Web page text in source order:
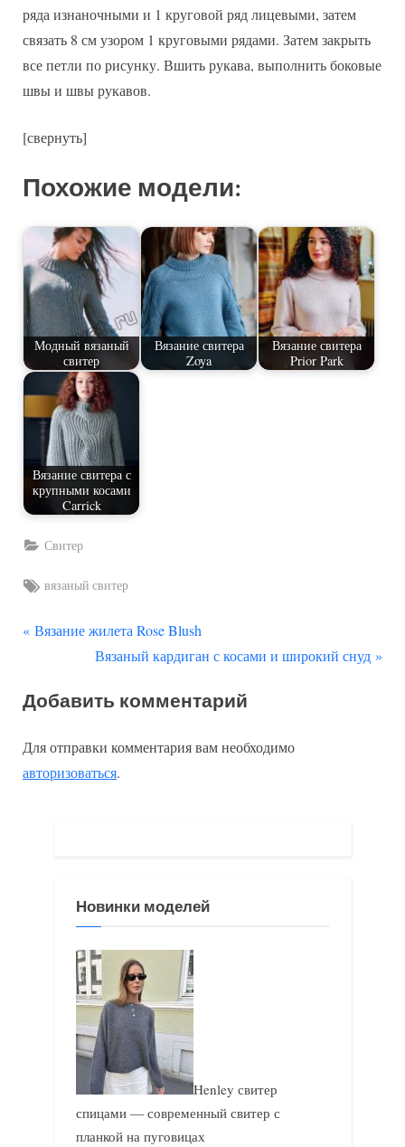
ряда изнаночными и 1 круговой ряд лицевыми, затем
связать 8 см узором 1 круговыми рядами. Затем закрыть
все петли по рисунку. Вшить рукава, выполнить боковые
швы и швы рукавов.
[свернуть]
Похожие модели:
Модный вязаный
свитер
Вязание свитера
Zoya
Вязание свитера
Prior Park
Вязание свитера с
крупными косами
Carrick
Свитер
Tags:
вязаный свитер
Навигация
записям
П
д
д
у
Вязание жилета Rose Blush
С
е
у
ю
а
п
и
с
ь
:
Вязаный кардиган с косами и широкий снуд
Добавить комментарий
Для отправки комментария вам необходимо
авторизоваться.
Новинки моделей
Henley свитер
спицами — современный свитер с
планкой на пуговицах